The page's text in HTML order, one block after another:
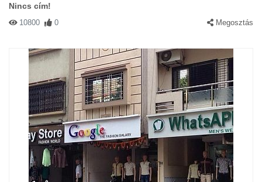
Nincs cím!
10800 0 Megosztás